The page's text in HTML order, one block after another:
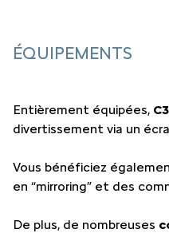
ÉQUIPEMENTS
Entièrement équipées,
divertissement via un
Vous bénéficiez
en “mirroring” et des
De plus, de nombreuses